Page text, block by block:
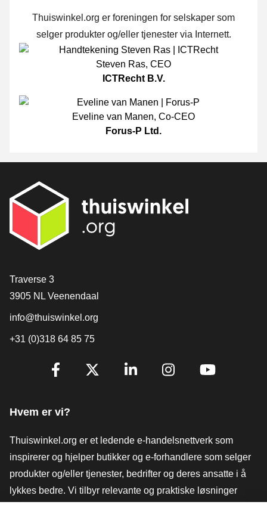
Thuiswinkel.org er foreningen for selskaper som
selger produkter og/eller tjenester via Internett.
Steven Ras, CEO
ICTRecht B.V.
Eveline van Manen, Co-CEO
Forus-P Ltd.
[_General:Contact]
Traverse 3
3905 NL Veenendaal
info@thuiswinkel.org
+31 (0)318 64 85 75
[_General:SocialMediaTitle]
Hvem er vi?
Thuiswinkel.org er et ledende e-handelsnettverk som
inspirerer og hjelper butikker og e-forhandlere som selger
produkter og/eller tjenester, bedrifter og deres ansatte i å
lykkes bedre. Vi tilbyr relevante og praktiske løsninger